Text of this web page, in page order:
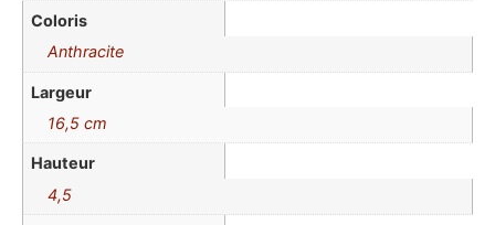
Coloris
Anthracite
Largeur
16,5 cm
Hauteur
4,5